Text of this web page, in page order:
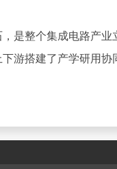
整个集成电路产业
游搭建了产学研用协